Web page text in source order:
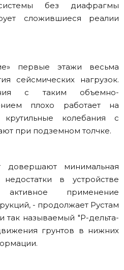
без диафрагмы
сложившиеся реалии
первые этажи весьма
сейсмических нагрузок.
с таким объемно-
плохо работает на
колебания с
при подземном толчке.
минимальная
в устройстве
применение
- продолжает Рустам
так называемый "P-дельта-
грунтов в нижних